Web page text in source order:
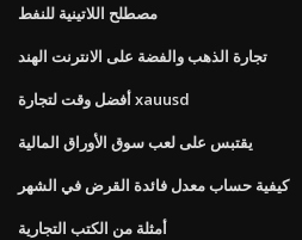
مصطلح اللاتينية للنفط
تجارة الذهب والفضة على الانترنت الهند
أفضل وقت لتجارة xauusd
يقتبس على لعب سوق الأوراق المالية
كيفية حساب معدل فائدة القرض في الشهر
أمثلة من الكتب التجارية